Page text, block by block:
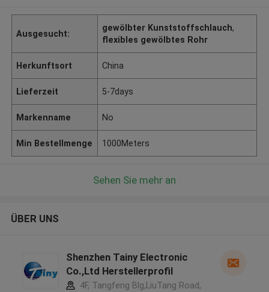
Ausgesucht:
gewölbter Kunststoffschlauch,
flexibles gewölbtes Rohr
Herkunftsort China
Lieferzeit 5-7days
Markenname No
Min Bestellmenge 1000Meters
Sehen Sie mehr an
ÜBER UNS
Shenzhen Tainy Electronic
Co.,Ltd Herstellerprofil
4F, Tangfeng Blg,LiuTang Road,